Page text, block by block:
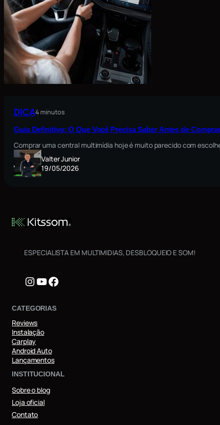
DICA4 minutos
Guia Definitivo: O Que Você Precisa Saber Antes de
Comprar uma central multimídia hoje é muito parecido com
Valter Junior
19/05/2026
ESPECIALISTA EM MULTIMIDIAS, DESBLOQUEIO E SOM!
Instagram
Youtube
Facebook
CATEGORIAS
Reviews
Instalação
Carplay
Android Auto
Lançamentos
INSTITUCIONAL
Sobre o blog
Loja oficial
Contato